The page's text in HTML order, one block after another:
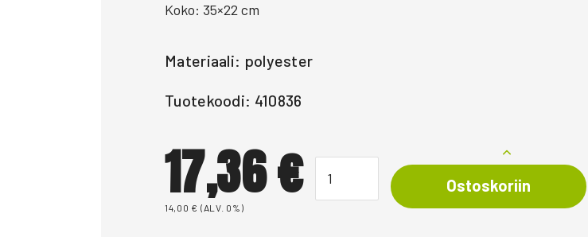
Koko: 35×22 cm
Materiaali: polyester
Tuotekoodi: 410836
17,36€
14,00 € (ALV. 0%)
Ostoskoriin